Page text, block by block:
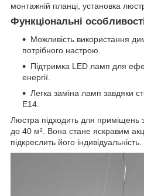
монтажній планці, установка
Функціональні
Можливість використання
потрібного настрою.
Підтримка LED ламп для
енергії.
Легка заміна ламп завдяки
E14.
Люстра підходить для приміщень
до 40 м². Вона стане яскравим
підкреслить його індивідуальність.